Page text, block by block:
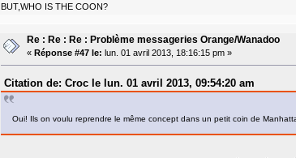
BUT,WHO IS THE COON?
Re : Re : Re : Problème messageries Orange/Wanadoo
« Réponse #47 le: lun. 01 avril 2013, 18:16:15 pm »
Citation de: Croc le lun. 01 avril 2013, 09:54:20 am
Oui! Ils on voulu reprendre le même concept dans un petit coin de